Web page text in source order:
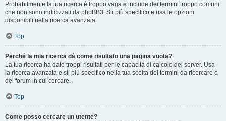
Probabilmente la tua ricerca è troppo vaga e include dei termini troppo comuni
che non sono indicizzati da phpBB3. Sii più specifico e usa le opzioni
disponibili nella ricerca avanzata.
Top
Perché la mia ricerca dà come risultato una pagina vuota?
La tua ricerca ha dato troppi risultati per le capacità di calcolo del server. Usa
la ricerca avanzata e sii più specifico nella tua scelta dei termini da ricercare e
dei forum in cui cercare.
Top
Come posso cercare un utente?